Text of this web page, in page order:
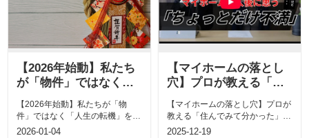
【2026年始動】私たち
が「物件」ではなく
する理由
【2026年始動】私たちが「物
件」ではなく「人生の転機」を仲
介する理由ブログ更新しました。
2026-01-04
【マイホームの落とし
穴】プロが教える「住
チ不満5選
【マイホームの落とし穴】プロが
教える「住んでみて分かった」プ
チ不満5選
2025-12-19